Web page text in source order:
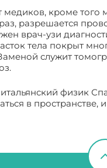
кроме
разрешается
врач-узи
тела покрыт
служит
итальянский физик
в